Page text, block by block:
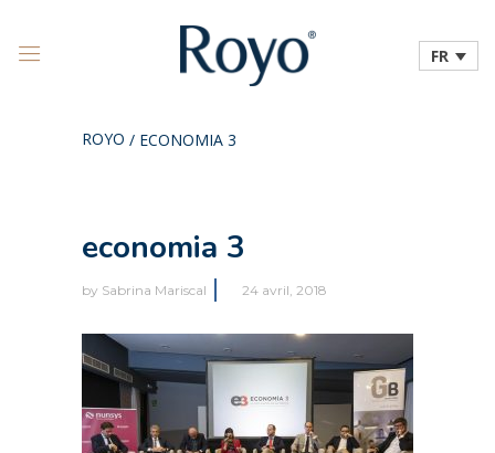
FR
ROYO / ECONOMIA 3
economia 3
by Sabrina Mariscal 24 avril, 2018